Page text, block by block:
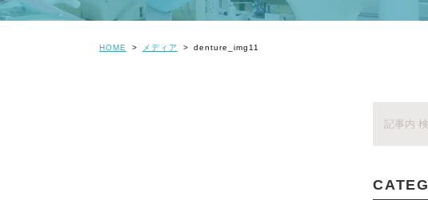
HOME メディア denture_img11